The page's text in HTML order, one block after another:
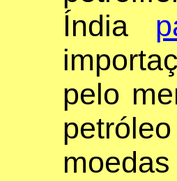
Índia
pelo